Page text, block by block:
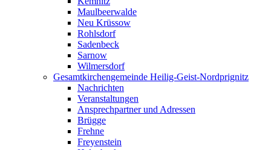
Maulbeerwalde
Neu Krüssow
Rohlsdorf
Sadenbeck
Sarnow
Wilmersdorf
Gesamtkirchengemeinde Heilig-Geist-Nordprignitz
Nachrichten
Veranstaltungen
Ansprechpartner und Adressen
Brügge
Frehne
Freyenstein